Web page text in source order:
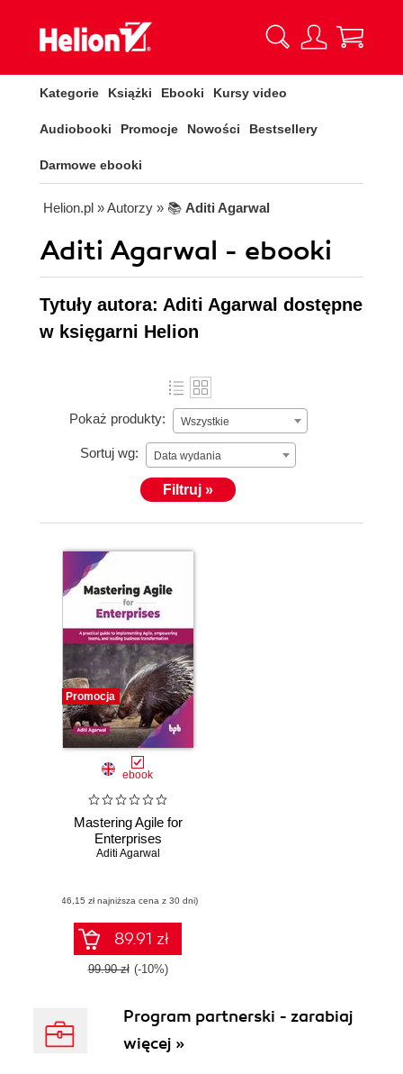
Kategorie Książki Ebooki Kursy video
Audiobooki Promocje Nowości Bestsellery
Darmowe ebooki
Helion.pl » Autorzy » 📚 Aditi Agarwal
Aditi Agarwal - ebooki
Tytuły autora: Aditi Agarwal dostępne
w księgarni Helion
Pokaż produkty: Wszystkie
Sortuj wg: Data wydania
Filtruj »
Promocja
ebook
Mastering Agile for
Enterprises
Aditi Agarwal
(46,15 zł najniższa cena z 30 dni)
89.91 zł
99.90 zł (-10%)
Program partnerski - zarabiaj
więcej »